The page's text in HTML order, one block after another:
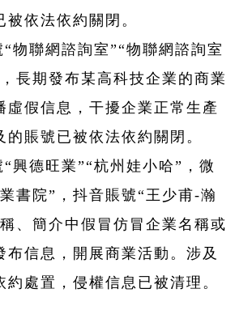
依法依約關閉。
物聯網諮詢室”“物聯網諮詢室
長期發布某高科技企業的商業
虛假信息，干擾企業正常生產
賬號已被依法依約關閉。
興德旺業”“杭州娃小哈”，微
書院”，抖音賬號“王少甫-瀚
、簡介中假冒仿冒企業名稱或
布信息，開展商業活動。涉及
處置，侵權信息已被清理。